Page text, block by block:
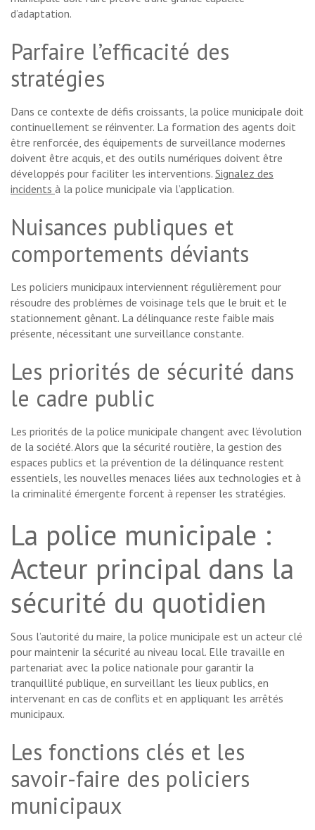
d’adaptation.
Parfaire l’efficacité des
stratégies
Dans ce contexte de défis croissants, la police municipale doit
continuellement se réinventer. La formation des agents doit
être renforcée, des équipements de surveillance modernes
doivent être acquis, et des outils numériques doivent être
développés pour faciliter les interventions. Signalez des
incidents à la police municipale via l’application.
Nuisances publiques et
comportements déviants
Les policiers municipaux interviennent régulièrement pour
résoudre des problèmes de voisinage tels que le bruit et le
stationnement gênant. La délinquance reste faible mais
présente, nécessitant une surveillance constante.
Les priorités de sécurité dans
le cadre public
Les priorités de la police municipale changent avec l’évolution
de la société. Alors que la sécurité routière, la gestion des
espaces publics et la prévention de la délinquance restent
essentiels, les nouvelles menaces liées aux technologies et à
la criminalité émergente forcent à repenser les stratégies.
La police municipale :
Acteur principal dans la
sécurité du quotidien
Sous l’autorité du maire, la police municipale est un acteur clé
pour maintenir la sécurité au niveau local. Elle travaille en
partenariat avec la police nationale pour garantir la
tranquillité publique, en surveillant les lieux publics, en
intervenant en cas de conflits et en appliquant les arrêtés
municipaux.
Les fonctions clés et les
savoir-faire des policiers
municipaux